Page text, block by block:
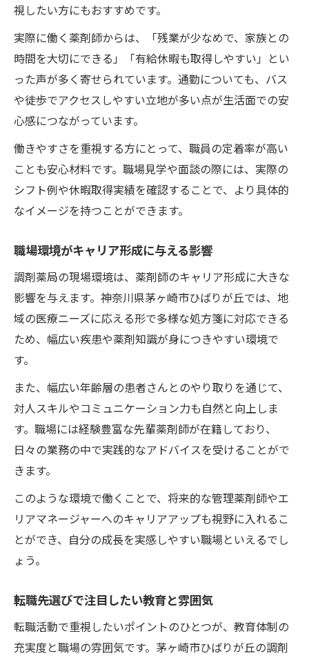
視したい方にもおすすめです。
実際に働く薬剤師からは、「残業が少なめで、家族との
時間を大切にできる」「有給休暇も取得しやすい」とい
った声が多く寄せられています。通勤についても、バス
や徒歩でアクセスしやすい立地が多い点が生活面での安
心感につながっています。
働きやすさを重視する方にとって、職員の定着率が高い
ことも安心材料です。職場見学や面談の際には、実際の
シフト例や休暇取得実績を確認することで、より具体的
なイメージを持つことができます。
職場環境がキャリア形成に与える影響
調剤薬局の現場環境は、薬剤師のキャリア形成に大きな
影響を与えます。神奈川県茅ヶ崎市ひばりが丘では、地
域の医療ニーズに応える形で多様な処方箋に対応できる
ため、幅広い疾患や薬剤知識が身につきやすい環境で
す。
また、幅広い年齢層の患者さんとのやり取りを通じて、
対人スキルやコミュニケーション力も自然と向上しま
す。職場には経験豊富な先輩薬剤師が在籍しており、
日々の業務の中で実践的なアドバイスを受けることがで
きます。
このような環境で働くことで、将来的な管理薬剤師やエ
リアマネージャーへのキャリアアップも視野に入れるこ
とができ、自分の成長を実感しやすい職場といえるでし
ょう。
転職先選びで注目したい教育と雰囲気
転職活動で重視したいポイントのひとつが、教育体制の
充実度と職場の雰囲気です。茅ヶ崎市ひばりが丘の調剤